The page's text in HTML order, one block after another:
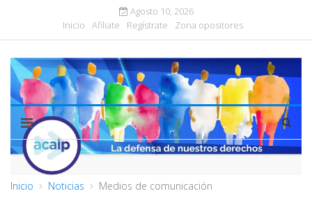
Agosto 10, 2026
Inicio
Afiliate Regístrate Zona opositores
Inicio Noticias Medios de comunicación